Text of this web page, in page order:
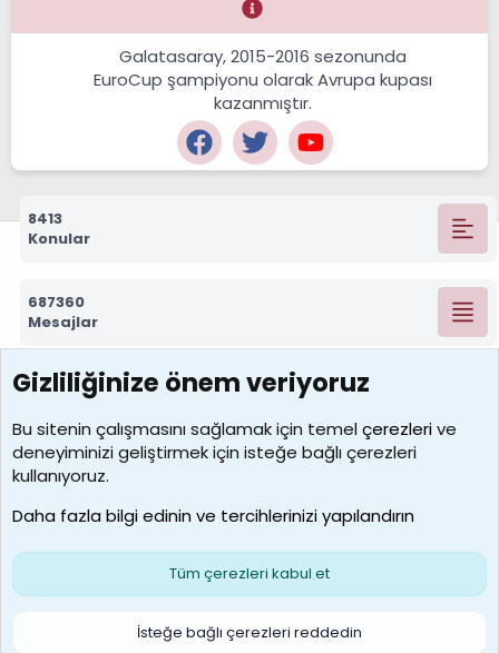
Galatasaray, 2015-2016 sezonunda
EuroCup şampiyonu olarak Avrupa kupası
kazanmıştır.
8413
Konular
687360
Mesajlar
7392
Kullanıcılar
MosesBrownHayranı
Son üye
Çerezler
S
Gizliliğinize önem veriyoruz
Bu sitenin çalışmasını sağlamak için temelçerezlerive
deneyiminizi geliştirmek için isteğe bağlı çerezleri
kullanıyoruz.
Daha fazla bilgi edinin ve tercihlerinizi yapılandırın
Tüm çerezleri kabul et
İsteğe bağlı çerezleri reddedin